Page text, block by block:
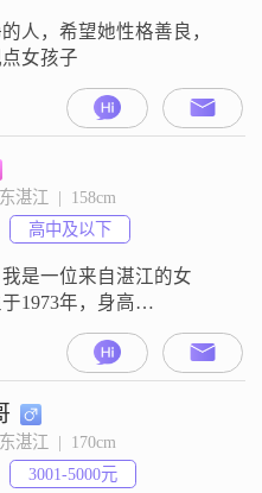
人，希望她性格善良，
女孩子
湛江  |  158cm
高中及以下
是一位来自湛江的女
1973年，身高
我的月收入在3001到
间，目前从事一份稳定的
虽然我的学历是高中
我一直保持着学习的热
升自己##3002##性格方
为是一个温柔体贴的
人和朋友都非常真诚
湛江  |  170cm
3001-5000元